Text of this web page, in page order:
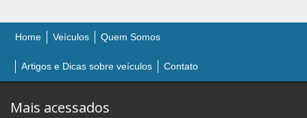
Home Veículos Quem Somos
Artigos e Dicas sobre veículos Contato
Mais acessados